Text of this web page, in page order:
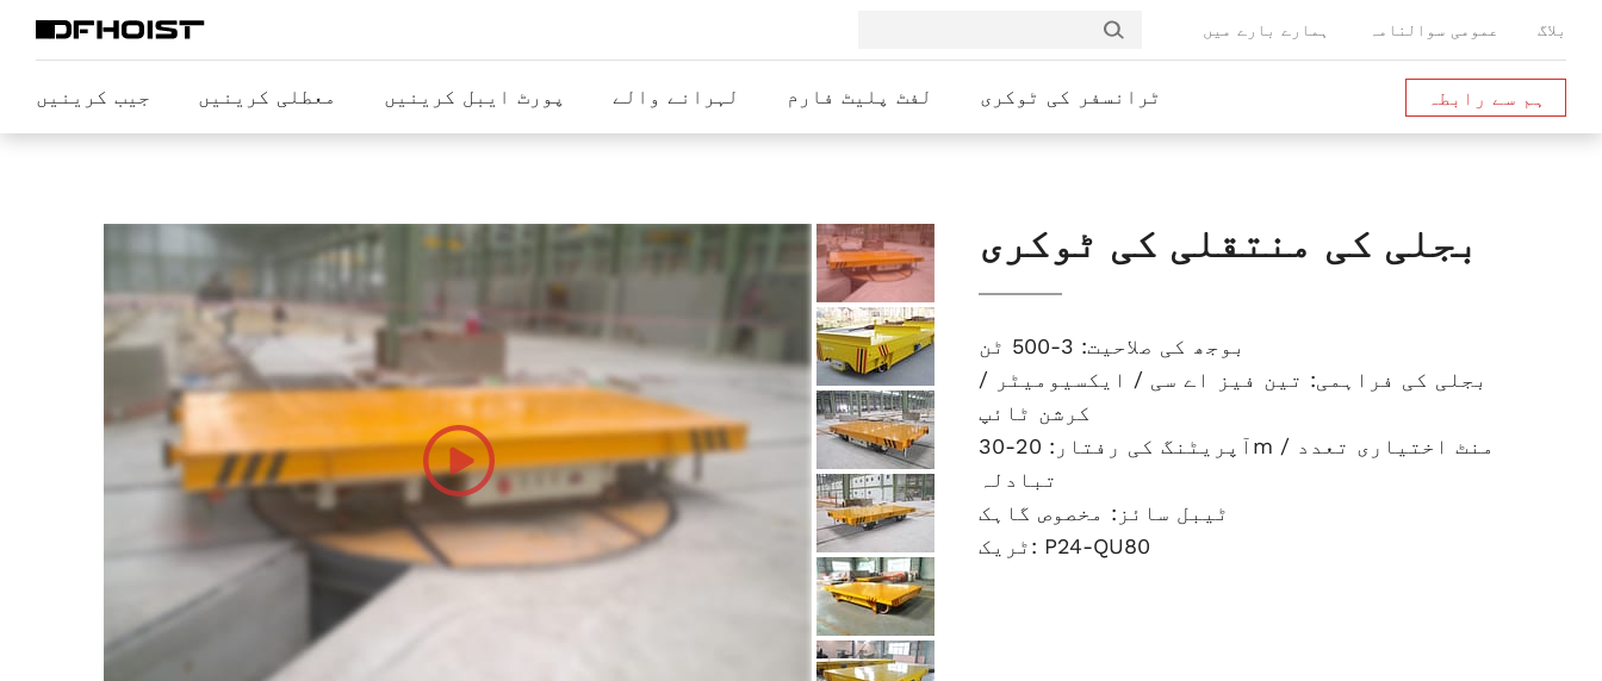
ہمارے بارے میں عمومی سوالنامہ بلاگ
جیب کرینیں معطلی کرینیں پورٹ ایبل کرینیں لہرانے والے لفٹ پلیٹ فارم ٹرانسفر کی ٹوکری
ہم سے رابطہ
کریں
بجلی کی منتقلی کی ٹوکری
بوجھ کی صلاحیت: 3-500 ٹن
بجلی کی فراہمی: تین فیز اے سی / ایکسیومیٹر /
کرشن ٹائپ
آپریٹنگ کی رفتار: 20-30m / منٹ اختیاری تعدد
تبادلہ
ٹیبل سائز: مخصوص گاہک
ٹریک: P24-QU80